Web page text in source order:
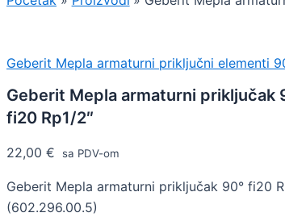
Geberit Mepla armaturni priključni elementi
Geberit Mepla armaturni priključak
fi20 Rp1/2″
22,00 € sa PDV-om
Geberit Mepla armaturni priključak 90° fi20
(602.296.00.5)